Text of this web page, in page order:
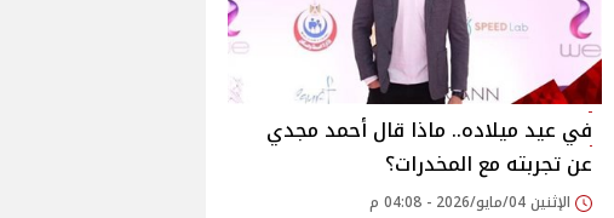
في عيد ميلاده.. ماذا قال أحمد مجدي
عن تجربته مع المخدرات؟
الإثنين 04/مايو/2026 - 04:08 م